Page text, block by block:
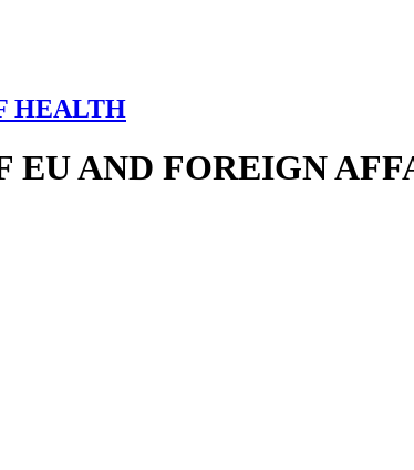
HEALTH
EU AND FOREIGN